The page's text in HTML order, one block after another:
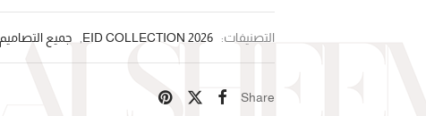
التصنيفات: 2026 EID COLLECTION جميع التصاميم
Share